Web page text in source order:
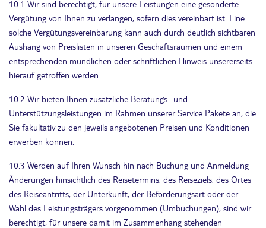
10.1 Wir sind berechtigt, für unsere Leistungen eine gesonderte
Vergütung von Ihnen zu verlangen, sofern dies vereinbart ist. Eine
solche Vergütungsvereinbarung kann auch durch deutlich sichtbaren
Aushang von Preislisten in unseren Geschäftsräumen und einem
entsprechenden mündlichen oder schriftlichen Hinweis unsererseits
hierauf getroffen werden.
10.2 Wir bieten Ihnen zusätzliche Beratungs- und
Unterstützungsleistungen im Rahmen unserer Service Pakete an, die
Sie fakultativ zu den jeweils angebotenen Preisen und Konditionen
erwerben können.
10.3 Werden auf Ihren Wunsch hin nach Buchung und Anmeldung
Änderungen hinsichtlich des Reisetermins, des Reiseziels, des Ortes
des Reiseantritts, der Unterkunft, der Beförderungsart oder der
Wahl des Leistungsträgers vorgenommen (Umbuchungen), sind wir
berechtigt, für unsere damit im Zusammenhang stehenden